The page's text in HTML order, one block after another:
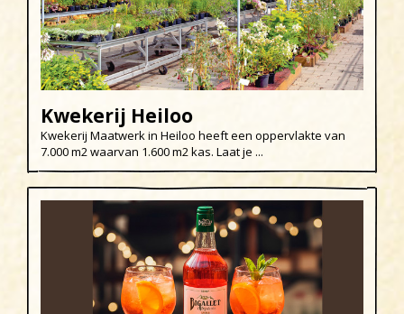
Kwekerij Heiloo
Kwekerij Maatwerk in Heiloo heeft een oppervlakte van
7.000 m2 waarvan 1.600 m2 kas. Laat je ...